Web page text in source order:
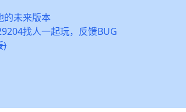
的未来版本
找人一起玩，反馈BUG
)